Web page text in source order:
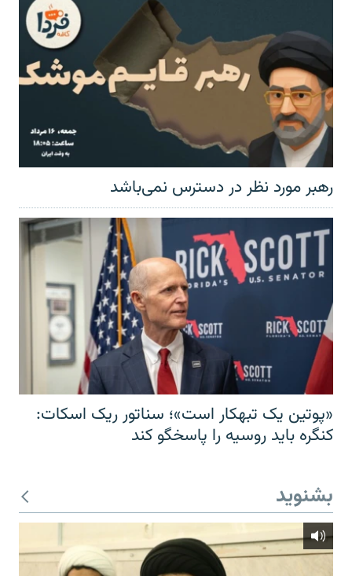
رهبر مورد نظر در دسترس نمی‌باشد
«پوتین یک تبهکار است»؛ سناتور ریک اسکات:
کنگره باید روسیه را پاسخگو کند
بشنوید